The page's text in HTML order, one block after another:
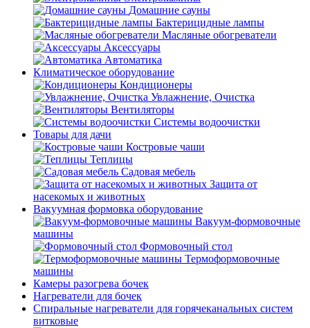
Домашние сауны
Бактерицидные лампы
Масляные обогреватели
Аксессуары
Автоматика
Климатическое оборудование
Кондиционеры
Увлажнение, Очистка
Вентиляторы
Системы водоочистки
Товары для дачи
Костровые чаши
Теплицы
Садовая мебель
Защита от
насекомых и животных
Вакуумная формовка оборудование
Вакуум-формовочные
машины
Формовочный стол
Термоформовочные
машины
Камеры разогрева бочек
Нагреватели для бочек
Спиральные нагреватели для горячеканальных систем
витковые